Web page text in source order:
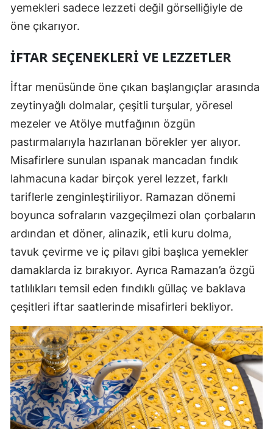
yemekleri sadece lezzeti değil görselliğiyle de
öne çıkarıyor.
İFTAR SEÇENEKLERI VE LEZZETLER
İftar menüsünde öne çıkan başlangıçlar arasında
zeytinyağlı dolmalar, çeşitli turşular, yöresel
mezeler ve Atölye mutfağının özgün
pastırmalarıyla hazırlanan börekler yer alıyor.
Misafirlere sunulan ıspanak mancadan fındık
lahmacuna kadar birçok yerel lezzet, farklı
tariflerle zenginleştiriliyor. Ramazan dönemi
boyunca sofraların vazgeçilmezi olan çorbaların
ardından et döner, alinazik, etli kuru dolma,
tavuk çevirme ve iç pilavı gibi başlıca yemekler
damaklarda iz bırakıyor. Ayrıca Ramazan’a özgü
tatlılıkları temsil eden fındıklı güllaç ve baklava
çeşitleri iftar saatlerinde misafirleri bekliyor.